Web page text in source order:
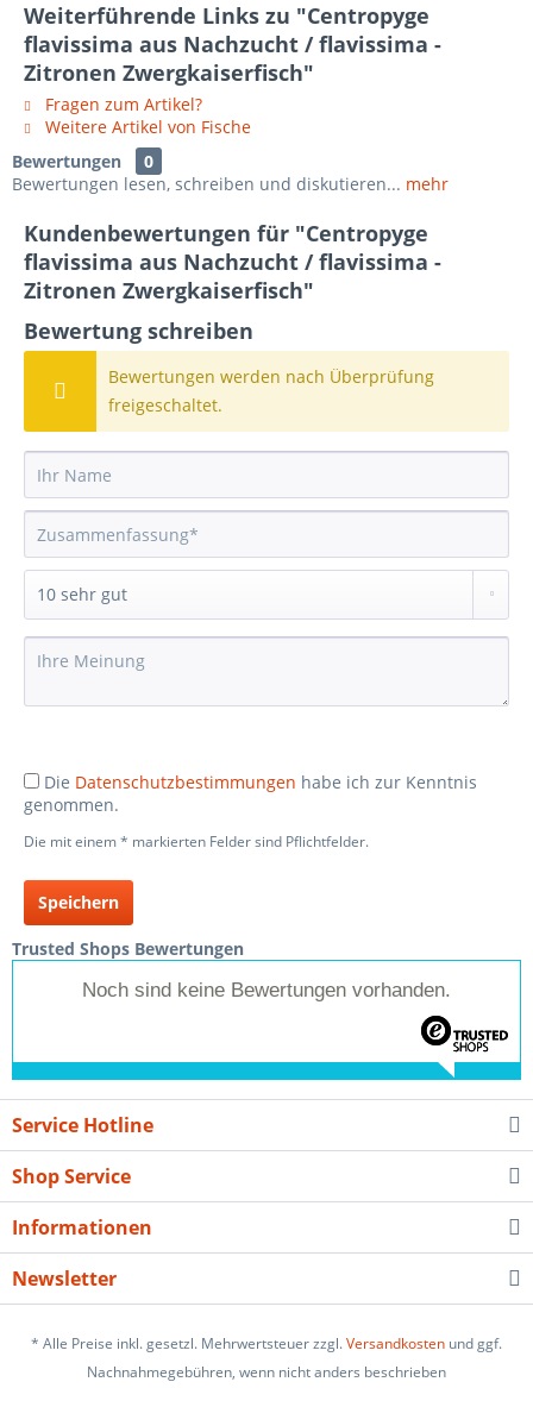
Weiterführende Links zu "Centropyge
flavissima aus Nachzucht / flavissima -
Zitronen Zwergkaiserfisch"
Fragen zum Artikel?
Weitere Artikel von Fische
Bewertungen
0
Bewertungen lesen, schreiben und diskutieren... mehr
Kundenbewertungen für "Centropyge
flavissima aus Nachzucht / flavissima -
Zitronen Zwergkaiserfisch"
Bewertung schreiben
Bewertungen werden nach Überprüfung
freigeschaltet.
Die Datenschutzbestimmungen habe ich zur Kenntnis
genommen.
Die mit einem * markierten Felder sind Pflichtfelder.
Speichern
Trusted Shops Bewertungen
Noch sind keine Bewertungen vorhanden.
Service Hotline
Shop Service
Informationen
Newsletter
* Alle Preise inkl. gesetzl. Mehrwertsteuer zzgl.Versandkosten und ggf.
Nachnahmegebühren, wenn nicht anders beschrieben